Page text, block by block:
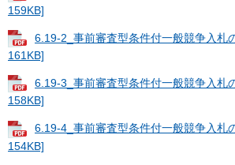
159KB]
6.19-2_事前審査型条件付一般競争入札
161KB]
6.19-3_事前審査型条件付一般競争入札
158KB]
6.19-4_事前審査型条件付一般競争入札
154KB]